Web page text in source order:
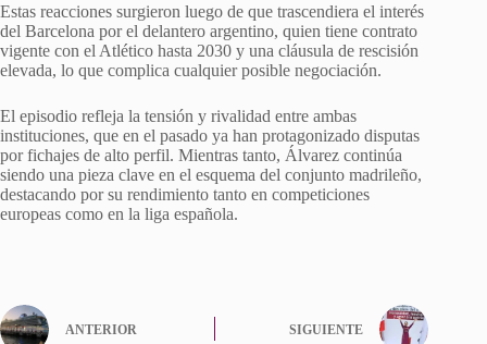
Estas reacciones surgieron luego de que trascendiera el interés
del Barcelona por el delantero argentino, quien tiene contrato
vigente con el Atlético hasta 2030 y una cláusula de rescisión
elevada, lo que complica cualquier posible negociación.
El episodio refleja la tensión y rivalidad entre ambas
instituciones, que en el pasado ya han protagonizado disputas
por fichajes de alto perfil. Mientras tanto, Álvarez continúa
siendo una pieza clave en el esquema del conjunto madrileño,
destacando por su rendimiento tanto en competiciones
europeas como en la liga española.
ANTERIOR SIGUIENTE